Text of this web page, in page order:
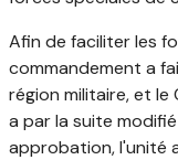
Afin de faciliter les
commandement a
région militaire, et le
a par la suite
approbation, l'unité